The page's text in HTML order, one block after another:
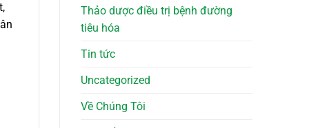
Thảo dược điều trị bệnh đường
tiêu hóa
Tin tức
Uncategorized
Về Chúng Tôi